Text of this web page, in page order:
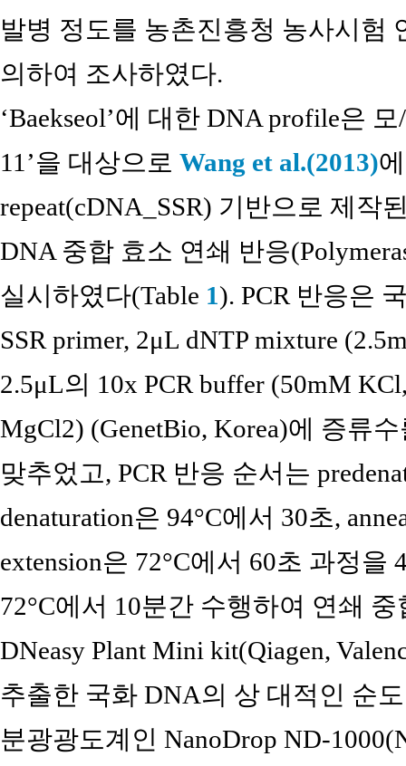
발병 정도를 농촌진흥청 농사시험
의하여 조사하였다.
‘Baekseol’에 대한 DNA profile은
11’을 대상으로 Wang et al.(2013)
repeat(cDNA_SSR) 기반으로 제작
DNA 중합 효소 연쇄 반응
실시하였다(Table 1). PCR 반응은
SSR primer, 2μL dNTP mixture
2.5μL의 10x PCR buffer (50mM
MgCl2) (GenetBio, Korea)에 증류
맞추었고, PCR 반응 순서는
denaturation은 94°C에서 30초,
extension은 72°C에서 60초 과정
72°C에서 10분간 수행하여 연쇄
DNeasy Plant Mini kit(Qiagen,
추출한 국화 DNA의 상 대적인 순
분광광도계인 NanoDrop ND-